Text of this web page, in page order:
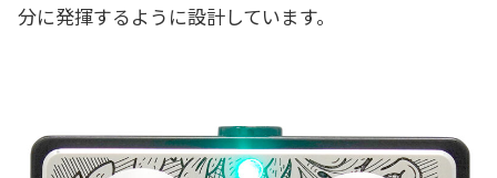
分に発揮するように設計しています。